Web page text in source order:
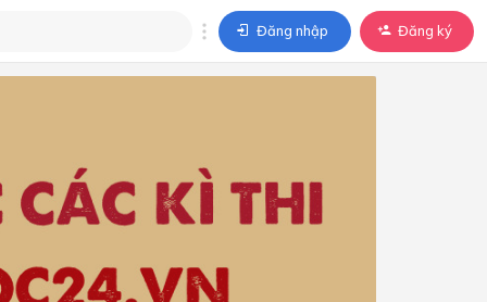
Đăng nhập Đăng ký